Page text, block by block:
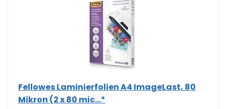
Fellowes Laminierfolien A4 ImageLast, 80
Mikron (2 x 80 mic...*